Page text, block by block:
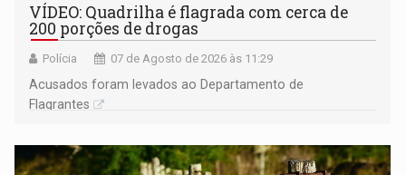
VÍDEO: Quadrilha é flagrada com cerca de
200 porções de drogas
Polícia 07 de Agosto de 2026 às 11:29
Acusados foram levados ao Departamento de
Flagrantes